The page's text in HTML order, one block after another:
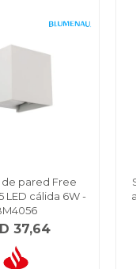
de pared Free
LED cálida 6W -
37,64